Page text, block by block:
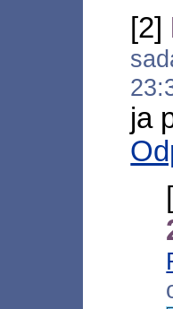
[2]
ja